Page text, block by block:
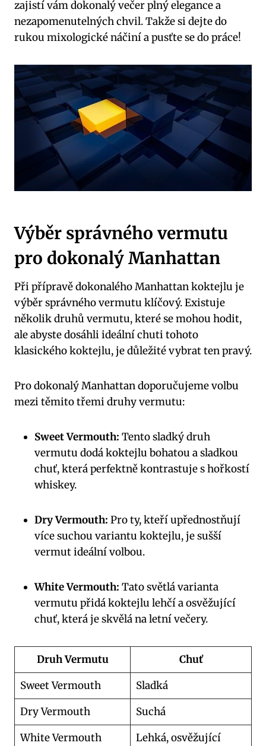
zajistí vám dokonalý večer plný elegance a
nezapomenutelných chvil. Takže si dejte do
rukou mixologické náčiní a pusťte se do práce!
Výběr správného vermutu
pro dokonalý Manhattan
Při přípravě dokonalého Manhattan koktejlu je
výběr správného vermutu klíčový. Existuje
několik druhů vermutu, které se mohou hodit,
ale abyste dosáhli ideální chuti tohoto
klasického koktejlu, je důležité vybrat ten pravý.
Pro dokonalý Manhattan doporučujeme volbu
mezi těmito třemi druhy vermutu:
Sweet Vermouth: Tento sladký druh
vermutu dodá koktejlu bohatou a sladkou
chuť, která perfektně kontrastuje s hořkostí
whiskey.
Dry Vermouth: Pro ty, kteří upřednostňují
více suchou variantu koktejlu, je sušší
vermut ideální volbou.
White Vermouth: Tato světlá varianta
vermutu přidá koktejlu lehčí a osvěžující
chuť, která je skvělá na letní večery.
Druh Vermutu
Chuť
Sweet Vermouth
Sladká
Dry Vermouth
Suchá
White Vermouth
Lehká, osvěžující